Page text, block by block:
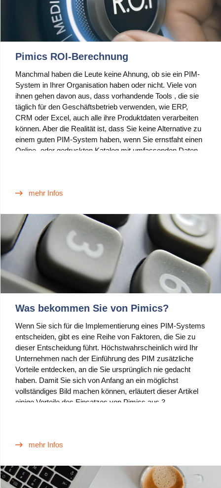
Ecosystem
Microsoft Dynamics 365 Business Central
Shopify Integration mit Pimics
Sana Commerce
Partner
Ressourcen
Was ist PIM
Preis
Kontakt
Pimics ROI-Berechnung
Manchmal haben die Leute keine Ahnung, ob sie ein PIM-
System in Ihrer Organisation haben oder nicht. Viele von
ihnen gehen davon aus, dass vorhandende Tools , die sie
täglich für den Geschäftsbetrieb verwenden, wie ERP,
CRM oder Excel, auch alle ihre Produktdaten verarbeiten
können. Aber die Realität ist, dass Sie keine Alternative zu
einem guten PIM-System haben, wenn Sie ernstfaht einen
Online- oder gedruckten Katalog mit umfassenden Daten
konkreten Vorteile des Einsatzes von PIM ein und erstellen
mehr Infos
Was bekommen Sie von Pimics?
Wenn Sie sich für die Implementierung eines PIM-Systems
entscheiden, gibt es eine Reihe von Faktoren, die Sie zu
dieser Entscheidung führt. Höchstwahrscheinlich wird Ihr
Unternehmen nach der Einführung des PIM zusätzliche
Vorteile entdecken, an die Sie ursprünglich nie gedacht
haben. Damit Sie sich von Anfang an ein möglichst
vollständiges Bild machen können, erläutert dieser Artikel
einige Vorteile des Einsatzes von Pimics aus 3
mehr Infos